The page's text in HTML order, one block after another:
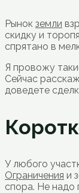
Рынок земли
скидку и
спрятано в
Я провожу
Сейчас
доведете
У любого
Ограничения и
спора. Не надо